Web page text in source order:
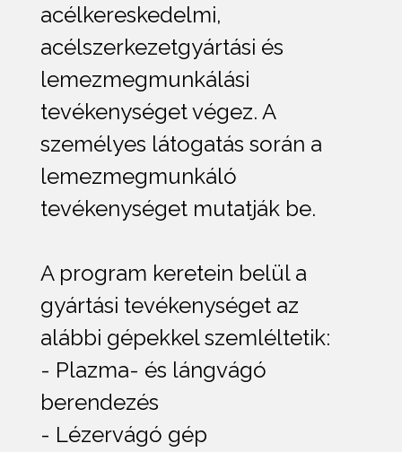
acélkereskedelmi,
acélszerkezetgyártási és
lemezmegmunkálási
tevékenységet végez. A
személyes látogatás során a
lemezmegmunkáló
tevékenységet mutatják be.
A program keretein belül a
gyártási tevékenységet az
alábbi gépekkel szemléltetik:
- Plazma- és lángvágó
berendezés
- Lézervágó gép